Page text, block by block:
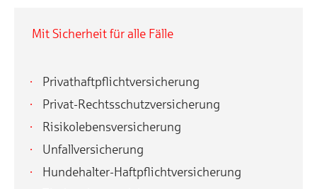
Mit Sicherheit für alle Fälle
Privathaftpflichtversicherung
Privat-Rechtsschutzversicherung
Risikolebensversicherung
Unfallversicherung
Hundehalter-Haftpflichtversicherung